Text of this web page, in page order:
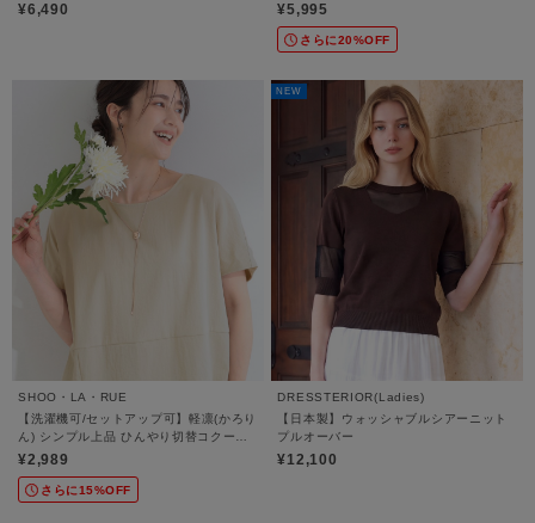
¥6,490 ¥5,995
さらに20%OFF
SHOO・LA・RUE
【洗濯機可/セットアップ可】軽凛(かろり
ん) シンプル上品 ひんやり切替コクーン
トップス
¥2,989
さらに15%OFF
NEW
DRESSTERIOR(Ladies)
【日本製】ウォッシャブルシアーニット
プルオーバー
¥12,100